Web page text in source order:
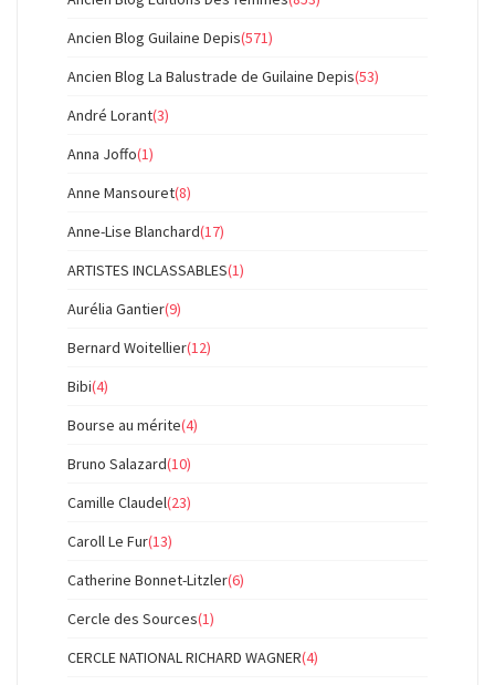
Ancien Blog Guilaine Depis(571)
Ancien Blog La Balustrade de Guilaine Depis(53)
André Lorant(3)
Anna Joffo(1)
Anne Mansouret(8)
Anne-Lise Blanchard(17)
ARTISTES INCLASSABLES(1)
Aurélia Gantier(9)
Bernard Woitellier(12)
Bibi(4)
Bourse au mérite(4)
Bruno Salazard(10)
Camille Claudel(23)
Caroll Le Fur(13)
Catherine Bonnet-Litzler(6)
Cercle des Sources(1)
CERCLE NATIONAL RICHARD WAGNER(4)